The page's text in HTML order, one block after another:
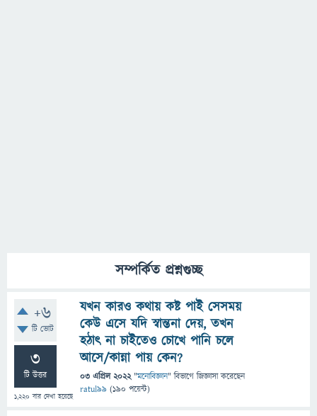
সম্পর্কিত প্রশ্নগুচ্ছ
+6
টি ভোট
3
টি উত্তর
1,220 বার দেখা হয়েছে
যখন কারও কথায় কষ্ট পাই সেসময়
কেউ এসে যদি স্বান্তনা দেয়, তখন
হঠাৎ না চাইতেও চোখে পানি চলে
আসে/কান্না পায় কেন?
03 এপ্রিল 2022 "মনোবিজ্ঞান" বিভাগে জিজ্ঞাসাকরেছেন
ratul99 (190 পয়েন্ট)